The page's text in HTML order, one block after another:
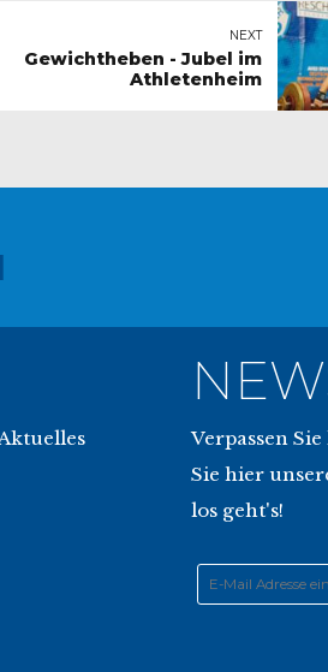
NEXT
Gewichtheben - Jubel im
Athletenheim
Verpassen
Sie hier
los geht's!